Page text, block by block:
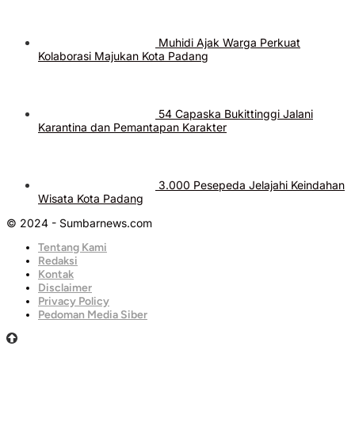
Muhidi Ajak Warga Perkuat
Kolaborasi Majukan Kota Padang
54 Capaska Bukittinggi Jalani
Karantina dan Pemantapan Karakter
3.000 Pesepeda Jelajahi Keindahan
Wisata Kota Padang
© 2024 - Sumbarnews.com
Tentang Kami
Redaksi
Kontak
Disclaimer
Privacy Policy
Pedoman Media Siber